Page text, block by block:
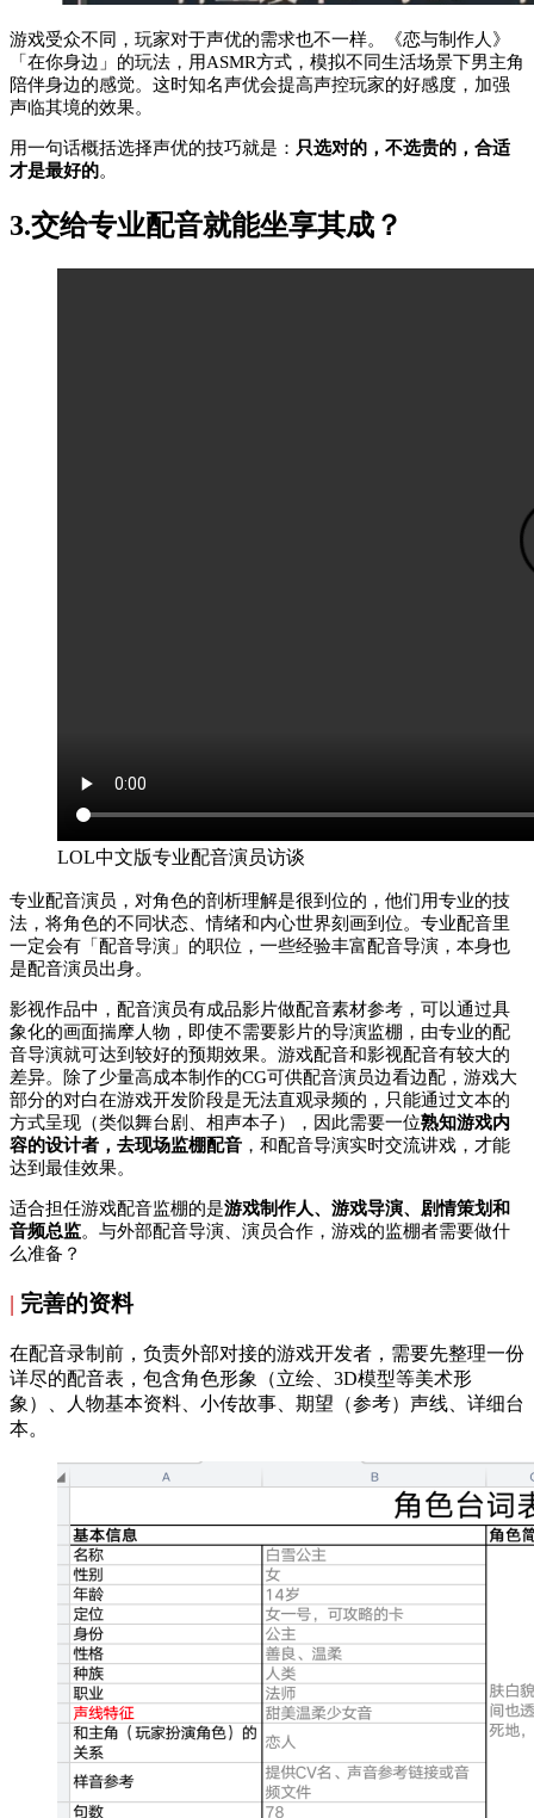
游戏受众不同，玩家对于声优的需求也不一样。《恋与制作人》
「在你身边」的玩法，用ASMR方式，模拟不同生活场景下男主角
陪伴身边的感觉。这时知名声优会提高声控玩家的好感度，加强
声临其境的效果。
用一句话概括选择声优的技巧就是： 只选对的，不选贵的，合适
才是最好的。
3.交给专业配音就能坐享其成？
LOL中文版专业配音演员访谈
专业配音演员，对角色的剖析理解是很到位的，他们用专业的技
法，将角色的不同状态、情绪和内心世界刻画到位。专业配音里
一定会有「配音导演」的职位，一些经验丰富配音导演，本身也
是配音演员出身。
影视作品中，配音演员有成品影片做配音素材参考，可以通过具
象化的画面揣摩人物，即使不需要影片的导演监棚，由专业的配
音导演就可达到较好的预期效果。游戏配音和影视配音有较大的
差异。除了少量高成本制作的CG可供配音演员边看边配，游戏大
部分的对白在游戏开发阶段是无法直观录频的，只能通过文本的
方式呈现（类似舞台剧、相声本子），因此需要一位熟知游戏内
容的设计者，去现场监棚配音 ，和配音导演实时交流讲戏，才能
达到最佳效果。
适合担任游戏配音监棚的是游戏制作人、游戏导演、剧情策划和
音频总监。与外部配音导演、演员合作，游戏的监棚者需要做什
么准备？
| 完善的资料
在配音录制前，负责外部对接的游戏开发者，需要先整理一份
详尽的配音表，包含角色形象（立绘、3D模型等美术形
象）、人物基本资料、小传故事、期望（参考）声线、详细台
本。